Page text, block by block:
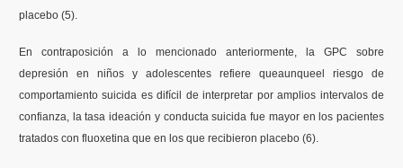
placebo (5).
En contraposición a lo mencionado anteriormente, la GPC sobre
depresión en niños y adolescentes refiere queaunqueel riesgo de
comportamiento suicida es difícil de interpretar por amplios intervalos de
confianza, la tasa ideación y conducta suicida fue mayor en los pacientes
tratados con fluoxetina que en los que recibieron placebo (6).